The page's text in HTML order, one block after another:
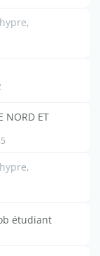
NORD ET
étudiant